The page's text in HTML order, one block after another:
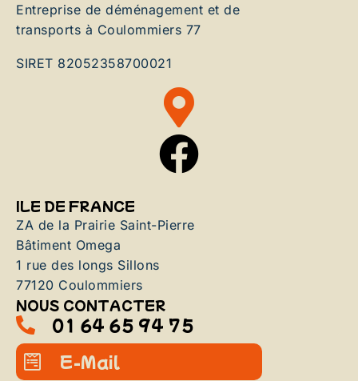
Entreprise de déménagement et de
transports à Coulommiers 77
SIRET 82052358700021
ILE DE FRANCE
ZA de la Prairie Saint-Pierre
Bâtiment Omega
1 rue des longs Sillons
77120 Coulommiers
NOUS CONTACTER
01 64 65 94 75
E-Mail